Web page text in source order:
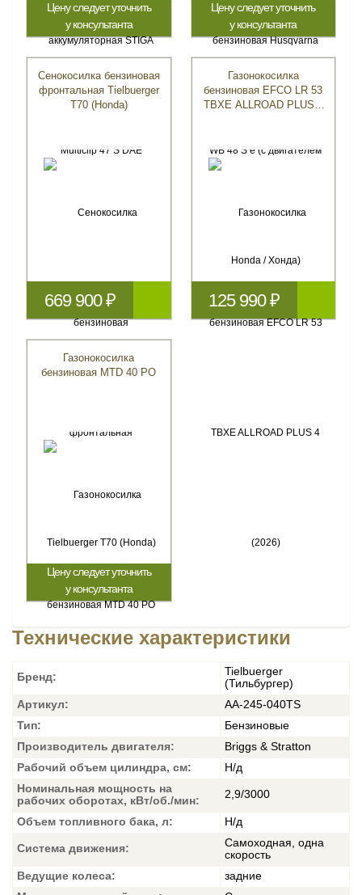
Цену следует уточнить
у консультанта
Цену следует уточнить
у консультанта
Сенокосилка бензиновая
фронтальная Tielbuerger
T70 (Honda)
669 900 ₽
Газонокосилка
бензиновая EFCO LR 53
TBXE ALLROAD PLUS 4
125 990 ₽
Газонокосилка
бензиновая MTD 40 PO
Цену следует уточнить
у консультанта
Технические характеристики
Бренд:
Tielbuerger
(Тильбургер)
Артикул:
AA-245-040TS
Тип:
Бензиновые
Производитель двигателя:
Briggs & Stratton
Рабочий объем цилиндра, см:
Н/д
Номинальная мощность на
рабочих оборотах, кВт/об./мин:
2,9/3000
Объем топливного бака, л: Н/д
Система движения:
Самоходная, одна
скорость
Ведущие колеса:
задние